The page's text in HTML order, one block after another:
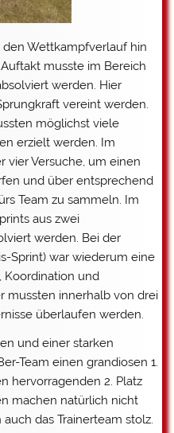
den Wettkampfverlauf hin
musste im Bereich
werden. Hier
vereint werden.
möglichst viele
erzielt werden. Im
vier Versuche, um einen
und über entsprechend
Team zu sammeln. Im
aus zwei
werden. Bei der
Sprint) war wiederum eine
Koordination und
mussten innerhalb von drei
überlaufen werden.
und einer starken
Team einen grandiosen 1.
hervorragenden 2. Platz
machen natürlich nicht
das Trainerteam stolz.